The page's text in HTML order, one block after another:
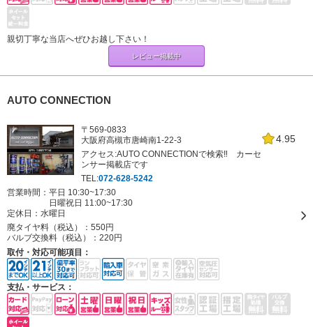
親切丁寧な当店へぜひお越し下さい！
レビュー掲載中
AUTO CONNECTION
4.95
〒569-0833
大阪府高槻市唐崎南1-22-3
アクセス:AUTO CONNECTIONで検索‼ カーセ
ンサー掲載店です
TEL:072-628-5242
営業時間：平日 10:30~17:30
日曜祝日 11:00~17:30
定休日： 水曜日
廃タイヤ料（税込）： 550円
バルブ交換料（税込）： 220円
取付・対応可能項目：
支払・サービス：